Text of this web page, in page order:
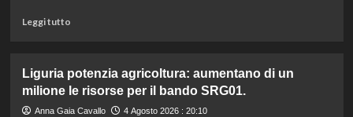
colpite
da
calamità.
Leggi tuttoLeggi
Ultraprocessati
e
salute:
Liguria potenzia agricoltura: aumentano di un
milione le risorse per il bando SRG01.
Anna Gaia Cavallo 4 Agosto 2026 : 20:10